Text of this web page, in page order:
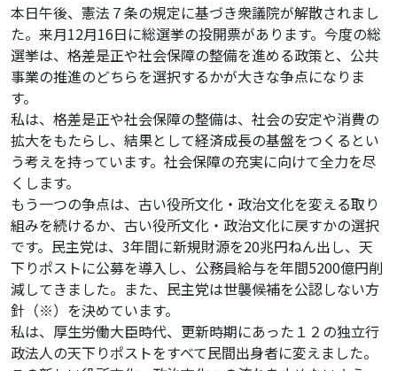
本日午後、憲法７条の規定に基づき衆議院が解散されまし
た。来月12月16日に総選挙の投開票があります。今度の総
選挙は、格差是正や社会保障の整備を進める政策と、公共
事業の推進のどちらを選択するかが大きな争点になりま
す。
私は、格差是正や社会保障の整備は、社会の安定や消費の
拡大をもたらし、結果として経済成長の基盤をつくるとい
う考えを持っています。社会保障の充実に向けて全力を尽
くします。
もう一つの争点は、古い役所文化・政治文化を変える取り
組みを続けるか、古い役所文化・政治文化に戻すかの選択
です。民主党は、3年間に新規財源を20兆円ねん出し、天
下りポストに公募を導入し、公務員給与を年間5200億円削
減してきました。また、民主党は世襲候補を公認しない方
針（※）を決めています。
私は、厚生労働大臣時代、更新時期にあった１２の独立行
政法人の天下りポストをすべて民間出身者に変えました。